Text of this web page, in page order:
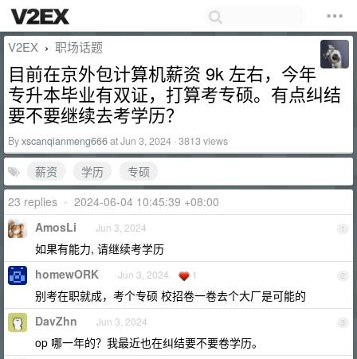
V2EX › 职场话题
目前在京外包计算机薪资 9k 左右，今年
专升本毕业有双证，打算考专硕。有点纠结
要不要继续去考学历？
Byxscanqianmeng666at Jun 3, 2024 · 3813 views
薪资 学历
专硕
23 replies • 2024-06-04 10:45:39 +08:00
1
AmosLi Jun 3, 2024
如果有能力, 请继续考学历
2
homewORK Jun 3, 2024 1
别考在职就成，考个专硕 校招卷一卷去个大厂是可能的
3
DavZhn Jun 3, 2024
op 哪一年的？我最近也在纠结要不要卷学历。